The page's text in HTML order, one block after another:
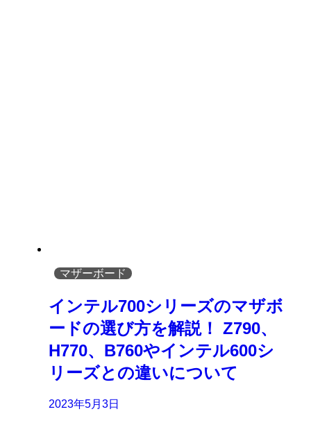
マザーボード
インテル700シリーズのマザボ
ードの選び方を解説！ Z790、
H770、B760やインテル600シ
リーズとの違いについて
2023年5月3日